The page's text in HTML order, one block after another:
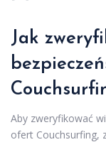
Jak
Aby zweryfikować
ofert Couchsurfing,